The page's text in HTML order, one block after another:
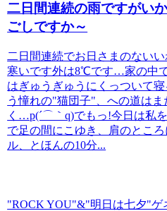
二日間連続の雨ですがい
ごしですか～
二日間連続でお日さまのないい
寒いです外は8℃です…家の中
はぎゅうぎゅうにくっついて
う憧れの"猫団子"、への道はま
く…p(´⌒｀q)でもっ!今日は私
で足の間にこゆき、肩のところ
ル、とほんの10分...
"ROCK YOU"&"明日は七夕"ゲ